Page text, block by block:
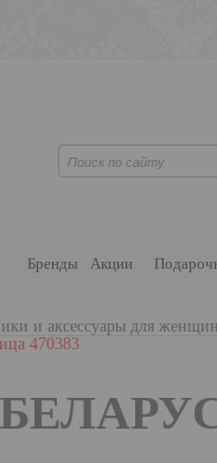
Бренды Акции
и аксессуары для
470383